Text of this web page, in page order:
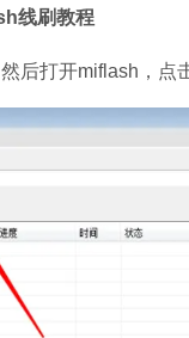
线刷教程
打开miflash，点